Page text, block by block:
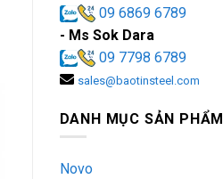
09 6869 6789
- Ms Sok Dara
09 7798 6789
sales@baotinsteel.com
DANH MỤC SẢN PHẨM
Novo